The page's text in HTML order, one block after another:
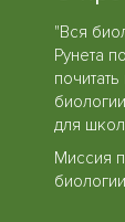
"Вся
Рунета
для
Миссия